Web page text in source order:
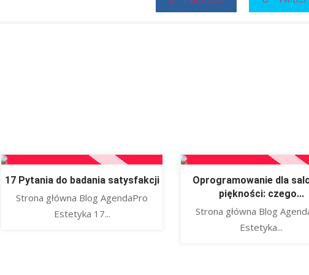
17 Pytania do badania satysfakcji
Strona główna Blog AgendaPro
Estetyka 17...
Oprogramowanie dla
piękności: czego...
Strona główna Blog
Estetyka...